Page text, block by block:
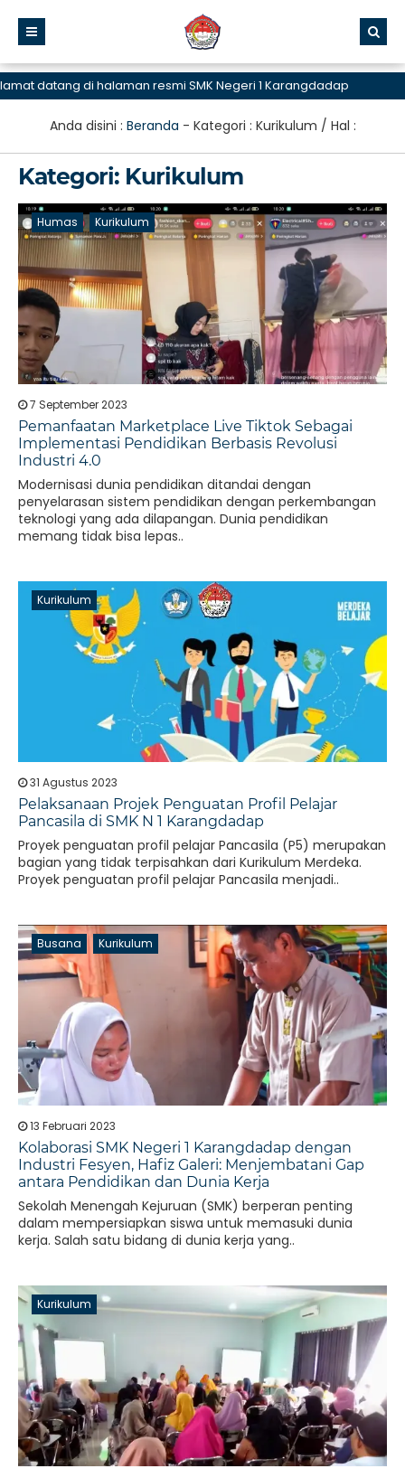
di halaman resmi SMK Negeri 1 Karangdadap
Anda disini : Beranda - Kategori : Kurikulum / Hal :
Kategori: Kurikulum
Humas Kurikulum
7 September 2023
Pemanfaatan Marketplace Live Tiktok Sebagai
Implementasi Pendidikan Berbasis Revolusi
Industri 4.0
Modernisasi dunia pendidikan ditandai dengan
penyelarasan sistem pendidikan dengan perkembangan
teknologi yang ada dilapangan. Dunia pendidikan
memang tidak bisa lepas..
Kurikulum
31 Agustus 2023
Pelaksanaan Projek Penguatan Profil Pelajar
Pancasila di SMK N 1 Karangdadap
Proyek penguatan profil pelajar Pancasila (P5) merupakan
bagian yang tidak terpisahkan dari Kurikulum Merdeka.
Proyek penguatan profil pelajar Pancasila menjadi..
Busana Kurikulum
13 Februari 2023
Kolaborasi SMK Negeri 1 Karangdadap dengan
Industri Fesyen, Hafiz Galeri: Menjembatani Gap
antara Pendidikan dan Dunia Kerja
Sekolah Menengah Kejuruan (SMK) berperan penting
dalam mempersiapkan siswa untuk memasuki dunia
kerja. Salah satu bidang di dunia kerja yang..
Kurikulum